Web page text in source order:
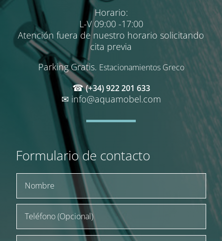
Horario:
L-V 09:00 -17:00
Atención fuera de nuestro horario solicitando
cita previa
Parking Gratis. Estacionamientos Greco
☎(+34) 922 201 633
✉ info@aquamobel.com
Formulario de contacto